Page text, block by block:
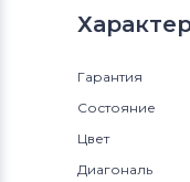
Гарантия
Состояние
Цвет
Диагональ